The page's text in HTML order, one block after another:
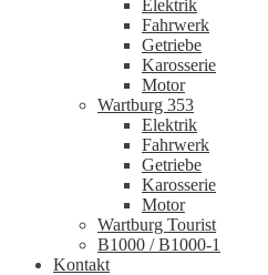
Elektrik
Fahrwerk
Getriebe
Karosserie
Motor
Wartburg 353
Elektrik
Fahrwerk
Getriebe
Karosserie
Motor
Wartburg Tourist
B1000 / B1000-1
Kontakt